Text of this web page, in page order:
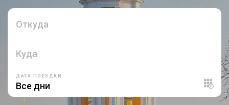
Откуда
Куда
ДАТА ПОЕЗДКИ